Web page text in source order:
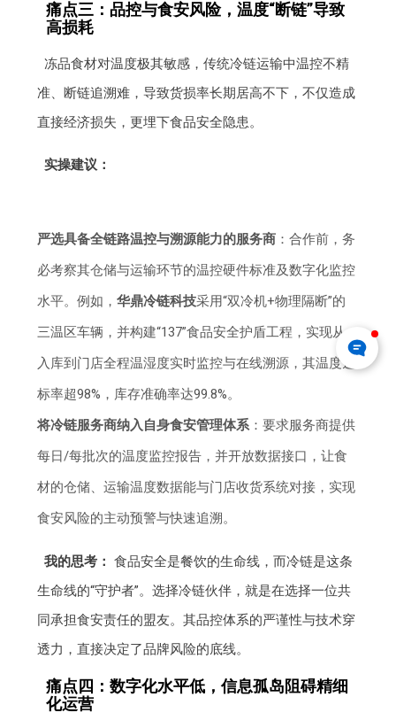
痛点三：品控与食安风险，温度“断链”导致
高损耗
冻品食材对温度极其敏感，传统冷链运输中温控不精
准、断链追溯难，导致货损率长期居高不下，不仅造成
直接经济损失，更埋下食品安全隐患。
实操建议：
严选具备全链路温控与溯源能力的服务商 ：合作前，务
必考察其仓储与运输环节的温控硬件标准及数字化监控
水平。例如，华鼎冷链科技采用“双冷机+物理隔断”的
三温区车辆，并构建“137”食品安全护盾工程，实现从
入库到门店全程温湿度实时监控与在线溯源，其温度达
标率超98%，库存准确率达99.8%。
将冷链服务商纳入自身食安管理体系：要求服务商提供
每日/每批次的温度监控报告，并开放数据接口，让食
材的仓储、运输温度数据能与门店收货系统对接，实现
食安风险的主动预警与快速追溯。
我的思考： 食品安全是餐饮的生命线，而冷链是这条
生命线的“守护者”。选择冷链伙伴，就是在选择一位共
同承担食安责任的盟友。其品控体系的严谨性与技术穿
透力，直接决定了品牌风险的底线。
痛点四：数字化水平低，信息孤岛阻碍精细
化运营